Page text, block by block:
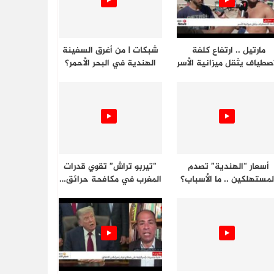
مارتيل .. ارتفاع كلفة
يثقل ميزانية الأسر
شبكات | من أغرق السفينة
الهندية في البحر الأحمر؟
أسعار “الهندية” تصدم
.. ما الأسباب؟
“تيربو تراش” تقوي قدرات
المغرب في مكافحة حرائق…